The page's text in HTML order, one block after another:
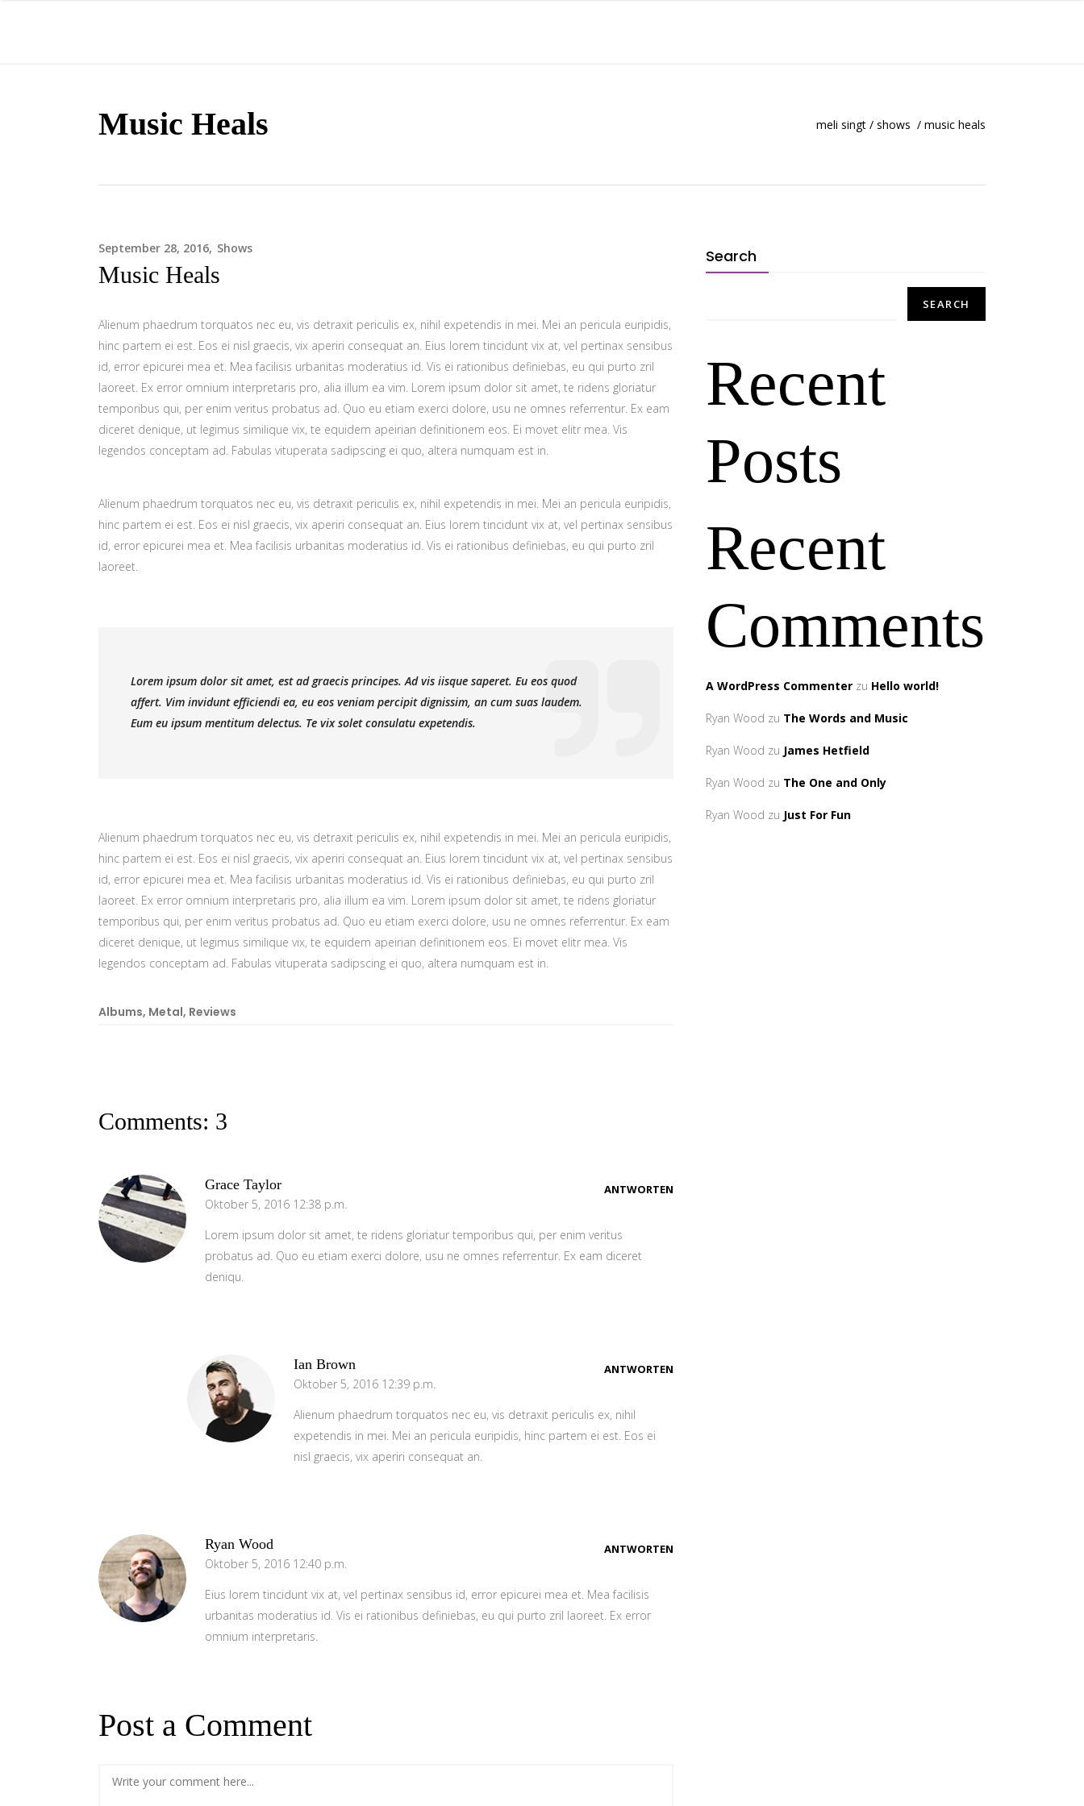
Music Heals meli singt / shows / music heals
September 28, 2016 Shows
Music Heals
Alienum phaedrum torquatos nec eu, vis detraxit periculis ex, nihil expetendis in mei. Mei an pericula euripidis,
hinc partem ei est. Eos ei nisl graecis, vix aperiri consequat an. Eius lorem tincidunt vix at, vel pertinax sensibus
id, error epicurei mea et. Mea facilisis urbanitas moderatius id. Vis ei rationibus definiebas, eu qui purto zril
laoreet. Ex error omnium interpretaris pro, alia illum ea vim. Lorem ipsum dolor sit amet, te ridens gloriatur
temporibus qui, per enim veritus probatus ad. Quo eu etiam exerci dolore, usu ne omnes referrentur. Ex eam
diceret denique, ut legimus similique vix, te equidem apeirian definitionem eos. Ei movet elitr mea. Vis
legendos conceptam ad. Fabulas vituperata sadipscing ei quo, altera numquam est in.
Alienum phaedrum torquatos nec eu, vis detraxit periculis ex, nihil expetendis in mei. Mei an pericula euripidis,
hinc partem ei est. Eos ei nisl graecis, vix aperiri consequat an. Eius lorem tincidunt vix at, vel pertinax sensibus
id, error epicurei mea et. Mea facilisis urbanitas moderatius id. Vis ei rationibus definiebas, eu qui purto zril
laoreet.
Lorem ipsum dolor sit amet, est ad graecis principes. Ad vis iisque saperet. Eu eos quod
affert. Vim invidunt efficiendi ea, eu eos veniam percipit dignissim, an cum suas laudem.
Eum eu ipsum mentitum delectus. Te vix solet consulatu expetendis.
Alienum phaedrum torquatos nec eu, vis detraxit periculis ex, nihil expetendis in mei. Mei an pericula euripidis,
hinc partem ei est. Eos ei nisl graecis, vix aperiri consequat an. Eius lorem tincidunt vix at, vel pertinax sensibus
id, error epicurei mea et. Mea facilisis urbanitas moderatius id. Vis ei rationibus definiebas, eu qui purto zril
laoreet. Ex error omnium interpretaris pro, alia illum ea vim. Lorem ipsum dolor sit amet, te ridens gloriatur
temporibus qui, per enim veritus probatus ad. Quo eu etiam exerci dolore, usu ne omnes referrentur. Ex eam
diceret denique, ut legimus similique vix, te equidem apeirian definitionem eos. Ei movet elitr mea. Vis
legendos conceptam ad. Fabulas vituperata sadipscing ei quo, altera numquam est in.
Albums, Metal, Reviews
Comments: 3
Grace Taylor ANTWORTEN
Oktober 5, 2016 12:38 p.m.
Lorem ipsum dolor sit amet, te ridens gloriatur temporibus qui, per enim veritus
probatus ad. Quo eu etiam exerci dolore, usu ne omnes referrentur. Ex eam diceret
deniqu.
Ian Brown ANTWORTEN
Oktober 5, 2016 12:39 p.m.
Alienum phaedrum torquatos nec eu, vis detraxit periculis ex, nihil
expetendis in mei. Mei an pericula euripidis, hinc partem ei est. Eos ei
nisl graecis, vix aperiri consequat an.
Ryan Wood ANTWORTEN
Oktober 5, 2016 12:40 p.m.
Eius lorem tincidunt vix at, vel pertinax sensibus id, error epicurei mea et. Mea facilisis
urbanitas moderatius id. Vis ei rationibus definiebas, eu qui purto zril laoreet. Ex error
omnium interpretaris.
Post a Comment
Search
SEARCH
Recent
Posts
Recent
Comments
A WordPress Commenter zu Hello world!
Ryan Wood zu The Words and Music
Ryan Wood zu James Hetfield
Ryan Wood zu The One and Only
Ryan Wood zu Just For Fun